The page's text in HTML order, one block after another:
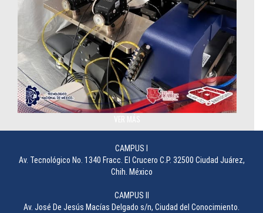
Cuarto Limpio: Innovación Tecnológica que fortalece
CAMPUS I
Av. Tecnológico No. 1340 Fracc. El Crucero C.P. 32500 Ciudad Juárez,
Chih. México
CAMPUS II
Av. José De Jesús Macías Delgado s/n, Ciudad del Conocimiento.